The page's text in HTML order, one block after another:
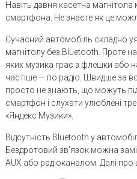
Навіть давня касетна
смартфона. Не знаєте як це
Сучасний автомобіль складно
магнітолу без Bluetooth. Проте
яких музика грає з флешки або
частіше — по радіо. Швидше за
просто не знають, що можуть
смартфон і слухати улюблені
«Яндекс Музики».
Відсутність Bluetooth у
Бездротовий зв’язок можна
AUX або радіоканалом. Далі про